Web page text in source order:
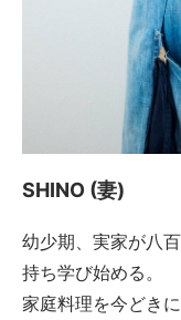
SHINO (妻)
幼少期、実家が八
持ち学び始める。
家庭料理を今どき